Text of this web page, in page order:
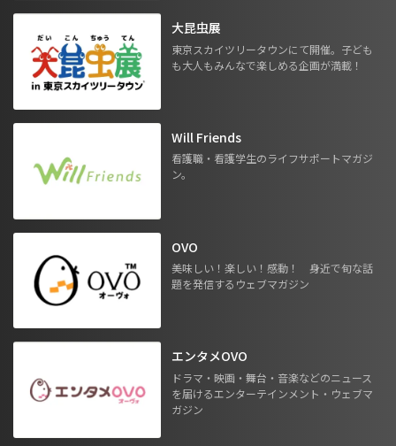
大昆虫展
東京スカイツリータウンにて開催。子ども
も大人もみんなで楽しめる企画が満載！
Will Friends
看護職・看護学生のライフサポートマガジ
ン。
OVO
美味しい！楽しい！感動！ 身近で旬な話
題を発信するウェブマガジン
エンタメOVO
ドラマ・映画・舞台・音楽などのニュース
を届けるエンターテインメント・ウェブマ
ガジン